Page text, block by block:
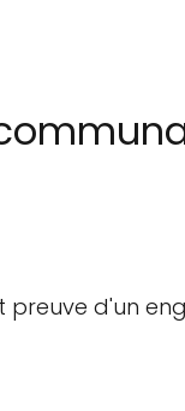
d'un